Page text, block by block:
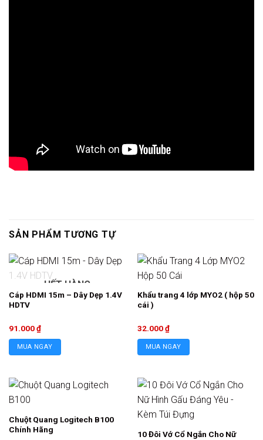
SẢN PHẨM TƯƠNG TỰ
HẾT HÀNG
Cáp HDMI 15m – Dây Dẹp 1.4V
HDTV
91.000₫
MUA NGAY
Khẩu trang 4 lớp MYO2 ( hộp 50
cái )
32.000₫
MUA NGAY
Chuột Quang Logitech B100
Chính Hãng
10 Đôi Vớ Cổ Ngắn Cho Nữ